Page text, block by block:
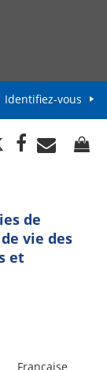
Identifiez-vous
de
vie des
et
Française